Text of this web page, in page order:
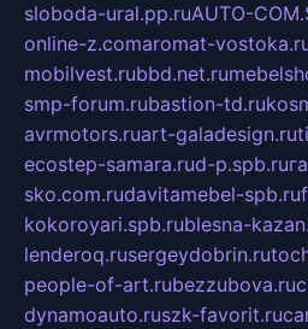
sloboda-ural.pp.ruAUTO-
online-z.comaromat-
mobilvest.rubbd.net.ru
smp-forum.rubastion-td.ru
avrmotors.ruart-galadesign.ru
ecostep-samara.rud-p.spb.ru
sko.com.rudavitamebel-spb.ru
kokoroyari.spb.rublesna-
lenderoq.rusergeydobrin.ru
people-of-art.rubezzubova.ru
dynamoauto.ruszk-favorit.ru